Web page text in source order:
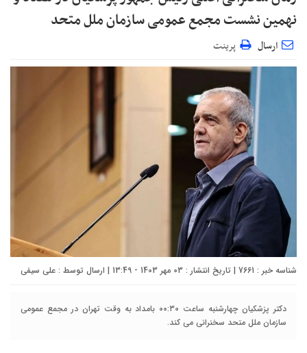
نهمین نشست مجمع عمومی سازمان ملل متحد
ارسال پرینت
شناسه خبر : 7661 | تاریخ انتشار : 03 مهر 1403 - 13:49 | ارسال توسط : علی سیفی
دکتر پزشکیان چهارشنبه ساعت ۰۰:۳۰ بامداد به وقت تهران در مجمع عمومی
سازمان ملل متحد سخنرانی می کند.